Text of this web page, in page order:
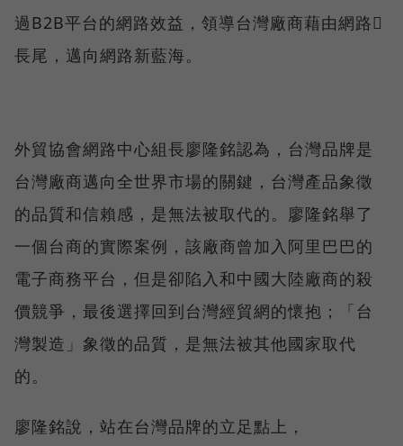
過B2B平台的網路效益，領導台灣廠商藉由網路
長尾，邁向網路新藍海。
外貿協會網路中心組長廖隆銘認為，台灣品牌是
台灣廠商邁向全世界市場的關鍵，台灣產品象徵
的品質和信賴感，是無法被取代的。廖隆銘舉了
一個台商的實際案例，該廠商曾加入阿里巴巴的
電子商務平台，但是卻陷入和中國大陸廠商的殺
價競爭，最後選擇回到台灣經貿網的懷抱；「台
灣製造」象徵的品質，是無法被其他國家取代
的。
廖隆銘說，站在台灣品牌的立足點上，